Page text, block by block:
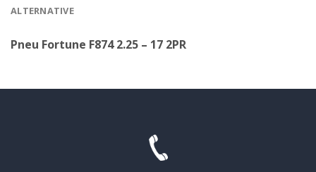
ALTERNATIVE
Pneu Fortune F874 2.25 – 17 2PR